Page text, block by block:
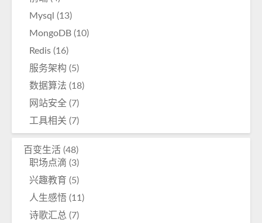
Mysql (13)
MongoDB (10)
Redis (16)
服务架构 (5)
数据算法 (18)
网站安全 (7)
工具相关 (7)
百变生活 (48)
职场点滴 (3)
兴趣教育 (5)
人生感悟 (11)
诗歌汇总 (7)